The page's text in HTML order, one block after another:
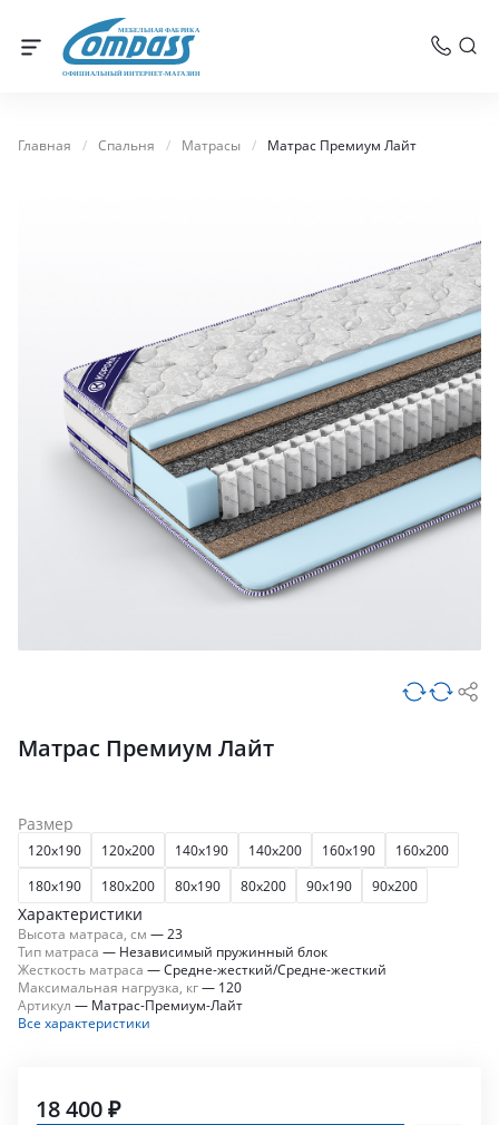
МЕБЕЛЬНАЯ ФАБРИКА
ОФИЦИАЛЬНЫЙ ИНТЕРНЕТ-МАГАЗИН
Главная / Спальня / Матрасы / Матрас Премиум Лайт
Матрас Премиум Лайт
Размер
120x190 120x200 140x190 140x200 160x190
160x200
180x190
180x200 80x190 80x200 90x190 90x200
Характеристики
Высота матраса, см — 23
Тип матраса — Независимый пружинный блок
Жесткость матраса —Средне-жесткий/Средне-жесткий
Максимальная нагрузка, кг— 120
Артикул — Матрас-Премиум-Лайт
Все характеристики
18 400 ₽